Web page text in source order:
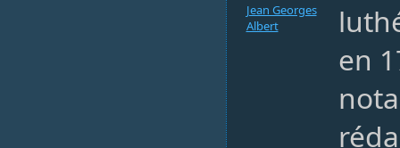
Jean Georges
Albert
en